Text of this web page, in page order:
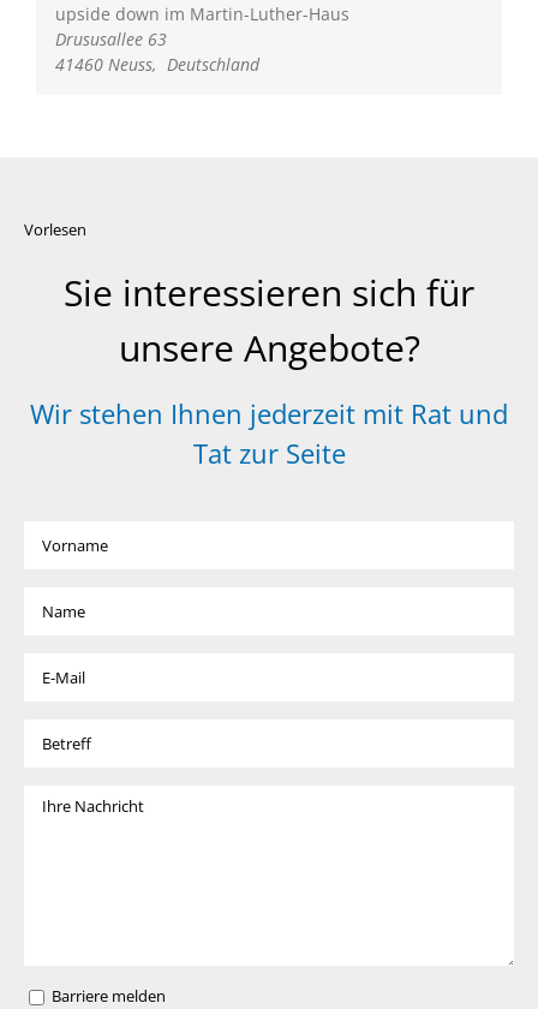
upside down im Martin-Luther-Haus
Drususallee 63
41460 Neuss, Deutschland
Vorlesen
Sie interessieren sich für
unsere Angebote?
Wir stehen Ihnen jederzeit mit Rat und
Tat zur Seite
Barriere melden